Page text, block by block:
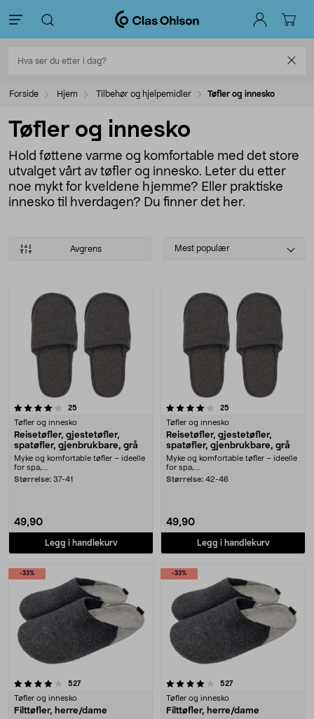
Forside Hjem Tilbehør og hjelpemidler Tøfler og innesko
Tøfler og innesko
Hold føttene varme og komfortable med det store
utvalget vårt av tøfler og innesko. Leter du etter
noe mykt for kveldene hjemme? Eller praktiske
innesko til hverdagen? Du finner det her.
Avgrens
Select
Mest populær
Produkter
25
Tøfler og innesko
Reisetøfler, gjestetøfler,
spatøfler, gjenbrukbare, grå
Myke og komfortable tøfler – ideelle
for spa,....
Størrelse: 37-41
49,90
Legg i handlekurv
4.0 av 5 stjerner 25
Tøfler og innesko
Reisetøfler, gjestetøfler,
spatøfler, gjenbrukbare, grå
Myke og komfortable tøfler – ideelle
for spa,....
Størrelse: 42-46
49,90
Legg i handlekurv
-33%
527anmeldelser
Tøfler og innesko
Filttøfler, herre/dame
-33%
4.0 av 5 stjerner 527anmeldelser
Tøfler og innesko
Filttøfler, herre/dame